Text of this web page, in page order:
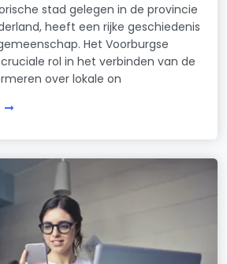
stad gelegen in de provincie
heeft een rijke geschiedenis
Het Voorburgse
rol in het verbinden van de
over lokale on